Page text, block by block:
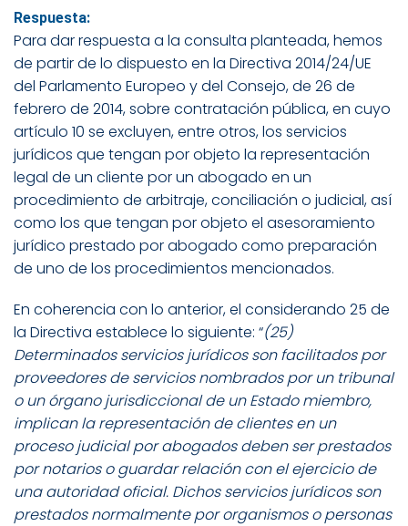
Respuesta:
Para dar respuesta a la consulta planteada, hemos
de partir de lo dispuesto en la Directiva 2014/24/UE
del Parlamento Europeo y del Consejo, de 26 de
febrero de 2014, sobre contratación pública, en cuyo
artículo 10 se excluyen, entre otros, los servicios
jurídicos que tengan por objeto la representación
legal de un cliente por un abogado en un
procedimiento de arbitraje, conciliación o judicial, así
como los que tengan por objeto el asesoramiento
jurídico prestado por abogado como preparación
de uno de los procedimientos mencionados.
En coherencia con lo anterior, el considerando 25 de
la Directiva establece lo siguiente: “(25)
Determinados servicios jurídicos son facilitados por
proveedores de servicios nombrados por un tribunal
o un órgano jurisdiccional de un Estado miembro,
implican la representación de clientes en un
proceso judicial por abogados deben ser prestados
por notarios o guardar relación con el ejercicio de
una autoridad oficial. Dichos servicios jurídicos son
prestados normalmente por organismos o personas